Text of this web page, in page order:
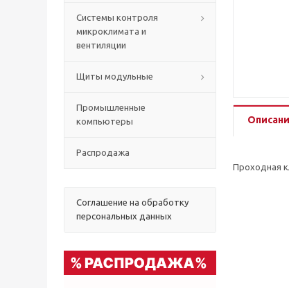
Системы контроля
микроклимата и
вентиляции
Щиты модульные
Промышленные
компьютеры
Распродажа
Соглашение на обработку
персональных данных
Проходная